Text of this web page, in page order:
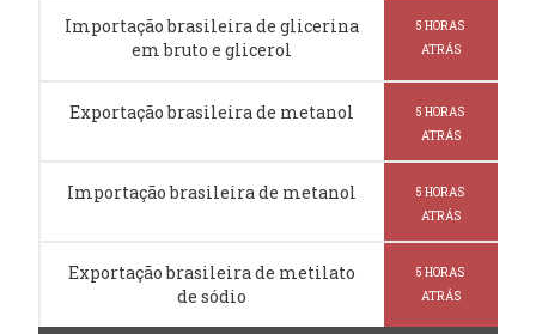
Importação brasileira de glicerina
em bruto e glicerol
5 HORAS
ATRÁS
Exportação brasileira de metanol
5 HORAS
ATRÁS
Importação brasileira de metanol
5 HORAS
ATRÁS
Exportação brasileira de metilato
de sódio
5 HORAS
ATRÁS